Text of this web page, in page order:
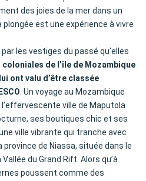
des joies de la mer dans un
est une expérience à vivre
les vestiges du passé qu’elles
de l’île de Mozambique
ont valu d’être classée
. Un voyage au Mozambique
ville de Maputola
ses boutiques chic et ses
ville vibrante qui tranche avec
province de Niassa, située dans le
du Grand Rift. Alors qu’à
poussent comme des